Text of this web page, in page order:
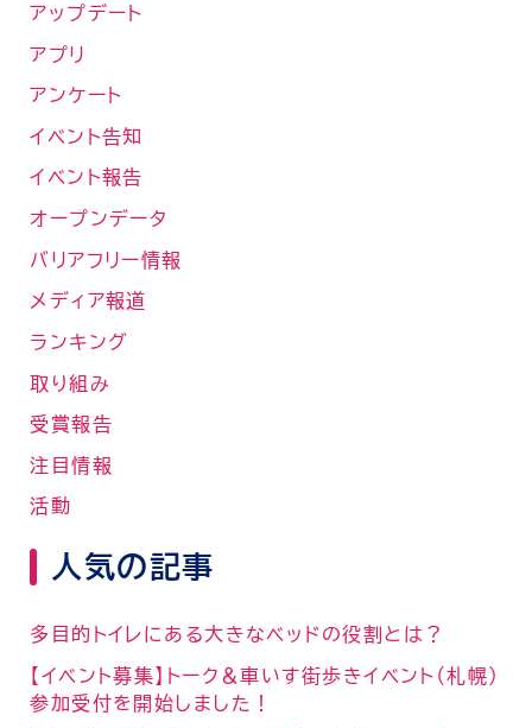
アップデート
アプリ
アンケート
イベント告知
イベント報告
オープンデータ
バリアフリー情報
メディア報道
ランキング
取り組み
受賞報告
注目情報
活動
人気の記事
多目的トイレにある大きなベッドの役割とは？
【イベント募集】トーク＆車いす街歩きイベント（札幌）
参加受付を開始しました！